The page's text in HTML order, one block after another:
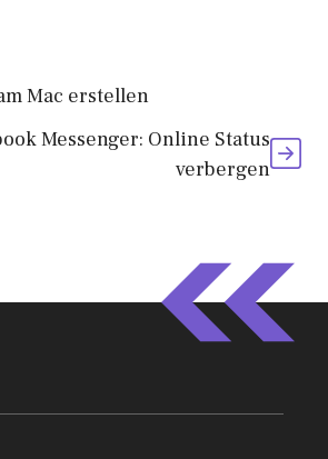
Mac erstellen
Messenger: Online Status
verbergen